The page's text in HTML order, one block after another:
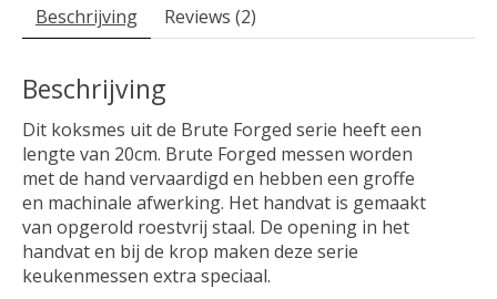
Beschrijving Reviews (2)
Beschrijving
Dit koksmes uit de Brute Forged serie heeft een
lengte van 20cm. Brute Forged messen worden
met de hand vervaardigd en hebben een groffe
en machinale afwerking. Het handvat is gemaakt
van opgerold roestvrij staal. De opening in het
handvat en bij de krop maken deze serie
keukenmessen extra speciaal.